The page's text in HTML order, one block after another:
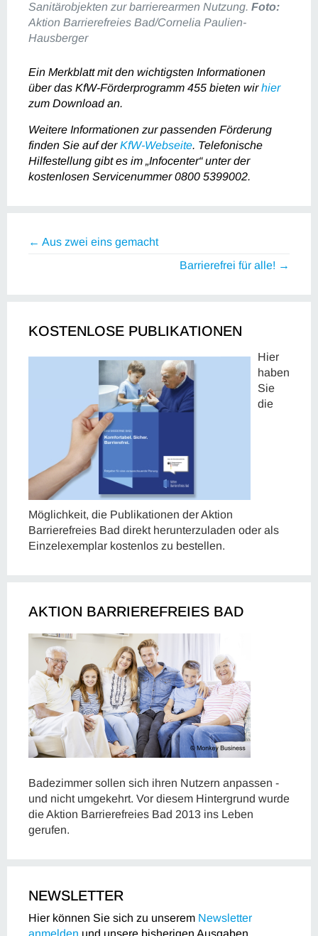
Sanitärobjekten zur barrierearmen Nutzung. Foto:
Aktion Barrierefreies Bad/Cornelia Paulien-
Hausberger
Ein Merkblatt mit den wichtigsten Informationen
über das KfW-Förderprogramm 455 bieten wirhier
zum Download an.
Weitere Informationen zur passenden Förderung
finden Sie auf derKfW-Webseite. Telefonische
Hilfestellung gibt es im „Infocenter“ unter der
kostenlosen Servicenummer 0800 5399002.
← Aus zwei eins gemacht
Barrierefrei für alle! →
KOSTENLOSE PUBLIKATIONEN
Hier
haben
Sie
die
Möglichkeit, die Publikationen der Aktion
Barrierefreies Bad direkt herunterzuladen oder als
Einzelexemplar kostenlos zu bestellen.
AKTION BARRIEREFREIES BAD
Badezimmer sollen sich ihren Nutzern anpassen -
und nicht umgekehrt. Vor diesem Hintergrund wurde
die Aktion Barrierefreies Bad 2013 ins Leben
gerufen.
NEWSLETTER
Hier können Sie sich zu unserem Newsletter